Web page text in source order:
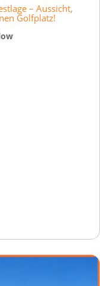
– Aussicht,
Golfplatz!